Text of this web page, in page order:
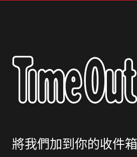
將我們加到你的收件箱